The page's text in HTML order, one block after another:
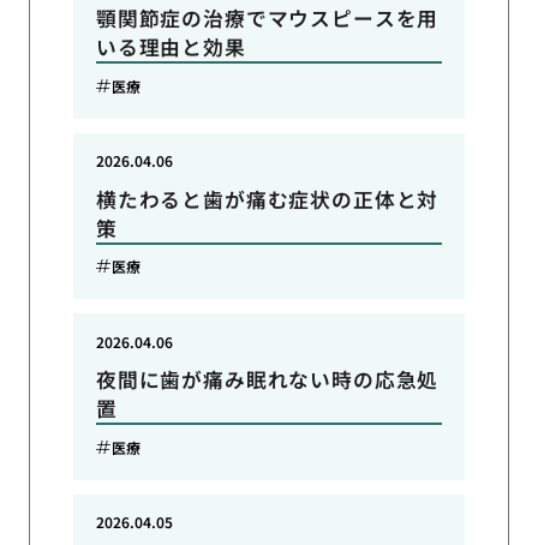
顎関節症の治療でマウスピースを用
いる理由と効果
医療
横たわると歯が痛む症状の正体と対
策
2026.04.06
医療
夜間に歯が痛み眠れない時の応急処
置
2026.04.06
医療
2026.04.05